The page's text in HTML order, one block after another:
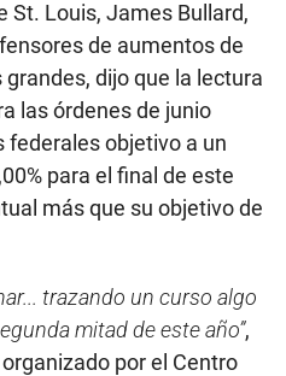
St. Louis, James Bullard,
de aumentos de
dijo que la lectura
las órdenes de junio
federales objetivo a un
para el final de este
más que su objetivo de
trazando un curso algo
mitad de este año”,
por el Centro